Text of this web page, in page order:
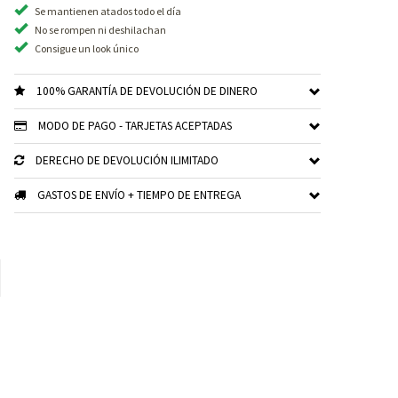
Se mantienen atados todo el día
No se rompen ni deshilachan
Consigue un look único
100% GARANTÍA DE DEVOLUCIÓN DE DINERO
MODO DE PAGO - TARJETAS ACEPTADAS
DERECHO DE DEVOLUCIÓN ILIMITADO
GASTOS DE ENVÍO + TIEMPO DE ENTREGA